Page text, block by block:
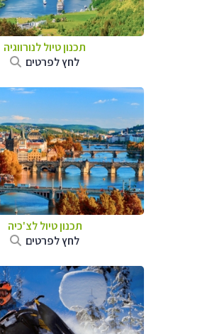
תכנון טיול לנורווגיה
לחץ לפרטים
תכנון טיול לצ'כיה
לחץ לפרטים